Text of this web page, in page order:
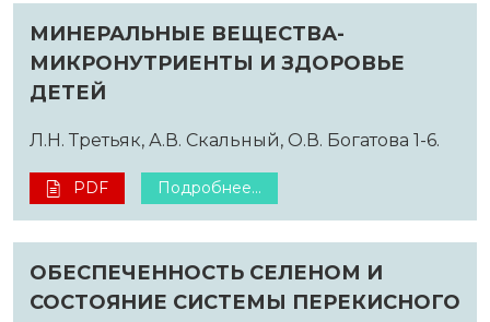
МИНЕРАЛЬНЫЕ ВЕЩЕСТВА-
МИКРОНУТРИЕНТЫ И ЗДОРОВЬЕ
ДЕТЕЙ
Л.Н. Третьяк, А.В. Скальный, О.В. Богатова 1-6.
PDF Подробнее...
ОБЕСПЕЧЕННОСТЬ СЕЛЕНОМ И
СОСТОЯНИЕ СИСТЕМЫ ПЕРЕКИСНОГО